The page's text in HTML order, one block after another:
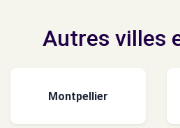
Autres villes
Montpellier